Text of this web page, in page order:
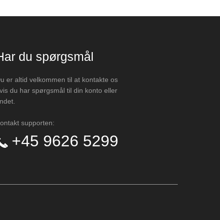
du spørgsmål
er altid velkommen til at kontakte os
du har spørgsmål til din konto eller
supporten:
+45 9626 5299